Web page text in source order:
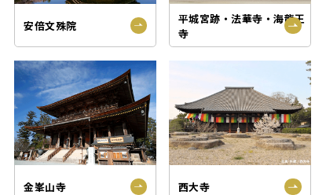
グルメ
宿 社寺なび
安倍文殊院
平城宮跡・法華寺・海龍王
寺
金峯山寺 西大寺